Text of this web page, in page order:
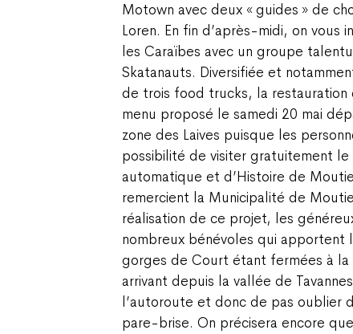
Motown avec deux « guides » de
Loren. En fin d’après-midi, on vous
les Caraïbes avec un groupe
Skatanauts. Diversifiée et
de trois food trucks, la restauration
menu proposé le samedi 20 mai
zone des Laives puisque les
possibilité de visiter gratuitement
automatique et d’Histoire de
remercient la Municipalité de
réalisation de ce projet, les
nombreux bénévoles qui apportent
gorges de Court étant fermées à la
arrivant depuis la vallée de
l’autoroute et donc de pas oublier
pare-brise. On précisera encore